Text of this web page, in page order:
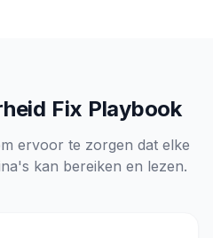
Fix Playbook
ervoor te zorgen dat elke
kan bereiken en lezen.